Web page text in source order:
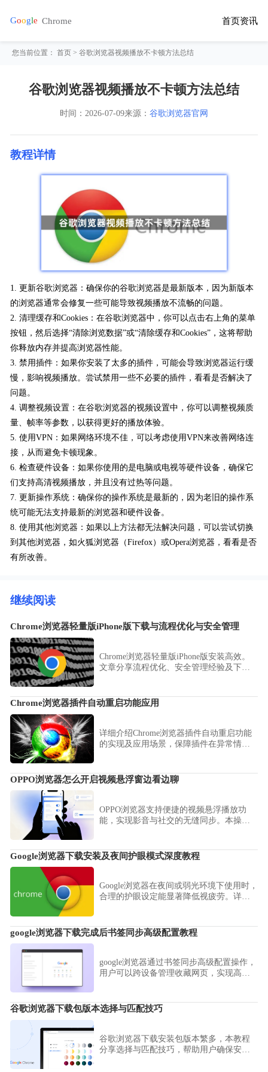
首页资讯
您当前位置：首页 > 谷歌浏览器视频播放不卡顿方法总结
谷歌浏览器视频播放不卡顿方法总结
时间： 2026-07-09来源： 谷歌浏览器官网
教程详情
1. 更新谷歌浏览器：确保你的谷歌浏览器是最新版本，因为新版本
的浏览器通常会修复一些可能导致视频播放不流畅的问题。
2. 清理缓存和Cookies：在谷歌浏览器中，你可以点击右上角的菜单
按钮，然后选择“清除浏览数据”或“清除缓存和Cookies”，这将帮助
你释放内存并提高浏览器性能。
3. 禁用插件：如果你安装了太多的插件，可能会导致浏览器运行缓
慢，影响视频播放。尝试禁用一些不必要的插件，看看是否解决了
问题。
4. 调整视频设置：在谷歌浏览器的视频设置中，你可以调整视频质
量、帧率等参数，以获得更好的播放体验。
5. 使用VPN：如果网络环境不佳，可以考虑使用VPN来改善网络连
接，从而避免卡顿现象。
6. 检查硬件设备：如果你使用的是电脑或电视等硬件设备，确保它
们支持高清视频播放，并且没有过热等问题。
7. 更新操作系统：确保你的操作系统是最新的，因为老旧的操作系
统可能无法支持最新的浏览器和硬件设备。
8. 使用其他浏览器：如果以上方法都无法解决问题，可以尝试切换
到其他浏览器，如火狐浏览器（Firefox）或Opera浏览器，看看是否
有所改善。
继续阅读
Chrome浏览器轻量版iPhone版下载与流程优化与安全管理
Chrome浏览器轻量版iPhone版安装高效。
文章分享流程优化、安全管理经验及下载
Chrome浏览器插件自动重启功能应用
详细介绍Chrome浏览器插件自动重启功能
的实现及应用场景，保障插件在异常情况
OPPO浏览器怎么开启视频悬浮窗边看边聊
OPPO浏览器支持便捷的视频悬浮播放功
能，实现影音与社交的无缝同步。本操作
息，极大提升移动端的多任务处理效率，
让您的娱乐与办公不再冲突。
Google浏览器下载安装及夜间护眼模式深度教程
Google浏览器在夜间或弱光环境下使用时，
合理的护眼设定能显著降低视疲劳。详细
比度，为您营造一个光感柔和的浏览环
境，确保在深度阅读或加班处理任务时全
google浏览器下载完成后书签同步高级配置教程
google浏览器通过书签同步高级配置操作，
用户可以跨设备管理收藏网页，实现高效
谷歌浏览器下载包版本选择与匹配技巧
谷歌浏览器下载安装包版本繁多，本教程
分享选择与匹配技巧，帮助用户确保安装